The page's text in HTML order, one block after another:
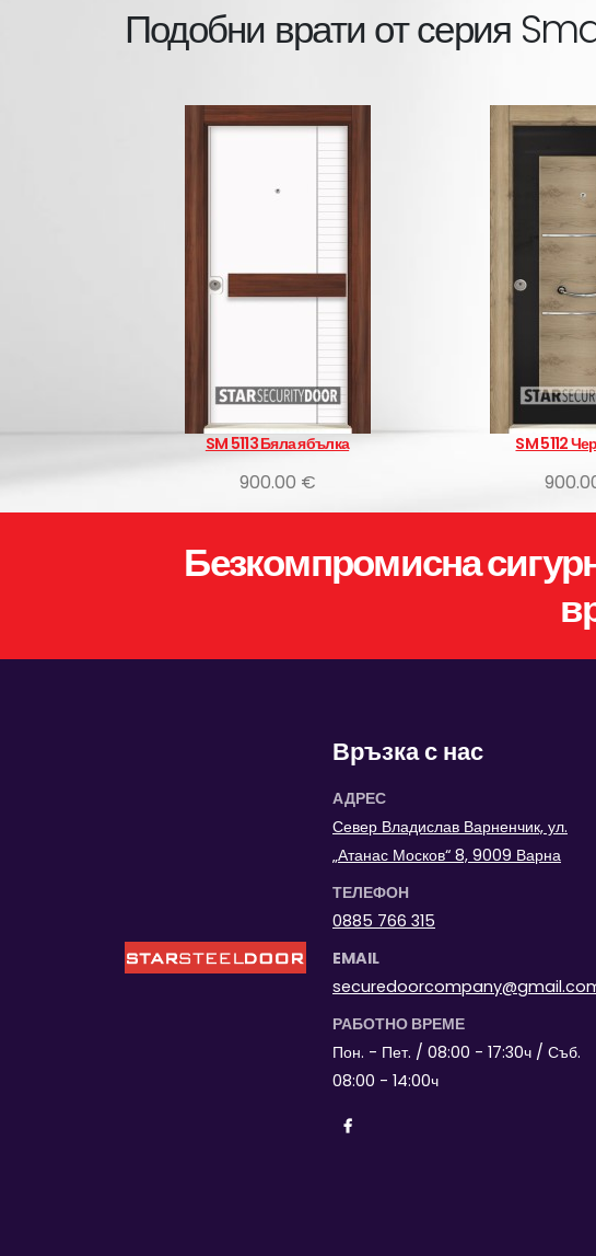
Подобни врати от серия
SM 5113 Бяла ябълка
900.00 €
SM 5112
Безкомпромисна
Връзка с нас
АДРЕС
Север Владислав Варненчик, ул.
„Атанас Москов“ 8, 9009 Варна
ТЕЛЕФОН
0885 766 315
EMAIL
РАБОТНО ВРЕМЕ
Пон. - Пет. / 08:00 - 17:30ч / Съб.
08:00 - 14:00ч